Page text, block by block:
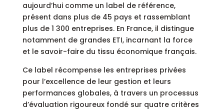
aujourd’hui comme un label de référence,
présent dans plus de 45 pays et rassemblant
plus de 1 300 entreprises. En France, il distingue
notamment de grandes ETI, incarnant la force
et le savoir-faire du tissu économique français.
Ce label récompense les entreprises privées
pour l’excellence de leur gestion et leurs
performances globales, à travers un processus
d’évaluation rigoureux fondé sur quatre critères